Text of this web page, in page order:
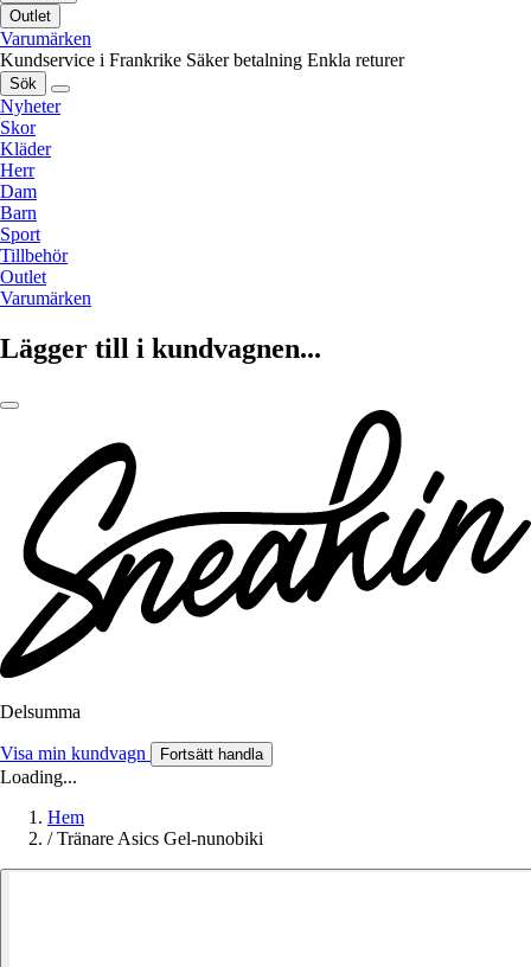
Outlet
Varumärken
Kundservice i Frankrike Säker betalning Enkla returer
Sök
Nyheter
Skor
Kläder
Herr
Dam
Barn
Sport
Tillbehör
Outlet
Varumärken
Lägger till i kundvagnen...
Delsumma
Visa min kundvagn Fortsätt handla
Loading...
Hem
/ Tränare Asics Gel-nunobiki